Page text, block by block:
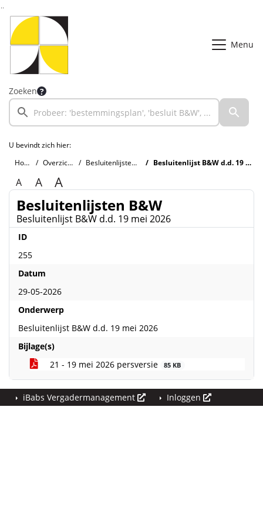
Menu
Zoeken
U bevindt zich hier:
Home
Overzichten Besluitenlijsten B&W Besluitenlijst B&W d.d. 19 mei 2026
A A A
Besluitenlijsten B&W
Besluitenlijst B&W d.d. 19 mei 2026
ID
255
Datum
29-05-2026
Onderwerp
Besluitenlijst B&W d.d. 19 mei 2026
Bijlage(s)
21 - 19 mei 2026 persversie
85 KB
iBabs Vergadermanagement Inloggen